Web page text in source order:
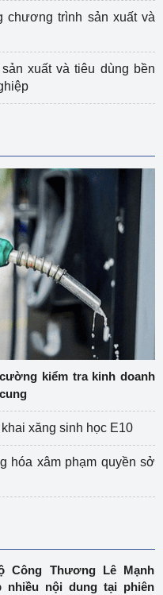
trình sản xuất và
xuất và tiêu dùng bền
kiểm tra kinh doanh
xăng sinh học E10
hóa xâm phạm quyền sở
Công Thương Lê Mạnh
nhiều nội dung tại phiên